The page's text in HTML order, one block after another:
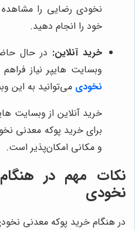
نخودی رضایی را مشاهده
خود را انجام دهید.
خرید آنلاین: در حال
وبسایت هایپر نیاز
نخودی می‌توانید به این
خرید آنلاین از وبسایت
برای خرید پوکه معدنی
و مکانی امکان‌پذیر است.
نکات مهم در
نخودی
در هنگام خرید پوکه معدنی